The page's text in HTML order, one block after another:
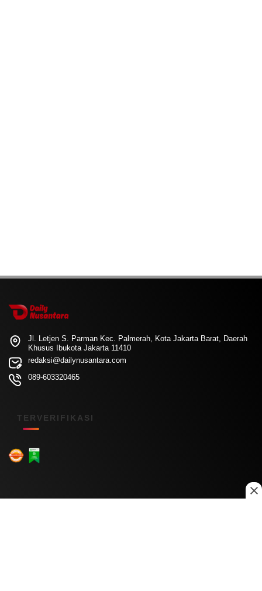
Jl. Letjen S. Parman Kec. Palmerah, Kota Jakarta Barat, Daerah
Khusus Ibukota Jakarta 11410
redaksi@dailynusantara.com
089-603320465
TERVERIFIKASI